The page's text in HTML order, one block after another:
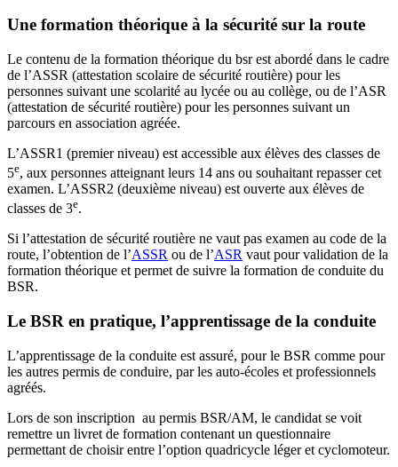
Une formation théorique à la sécurité sur la route
Le contenu de la formation théorique du bsr est abordé dans le cadre
de l’ASSR (attestation scolaire de sécurité routière) pour les
personnes suivant une scolarité au lycée ou au collège, ou de l’ASR
(attestation de sécurité routière) pour les personnes suivant un
parcours en association agréée.
L’ASSR1 (premier niveau) est accessible aux élèves des classes de
5e, aux personnes atteignant leurs 14 ans ou souhaitant repasser cet
examen. L’ASSR2 (deuxième niveau) est ouverte aux élèves de
classes de 3e.
Si l’attestation de sécurité routière ne vaut pas examen au code de la
route, l’obtention de l’ASSR ou de l’ASR vaut pour validation de la
formation théorique et permet de suivre la formation de conduite du
BSR.
Le BSR en pratique, l’apprentissage de la conduite
L’apprentissage de la conduite est assuré, pour le BSR comme pour
les autres permis de conduire, par les auto-écoles et professionnels
agréés.
Lors de son inscription au permis BSR/AM, le candidat se voit
remettre un livret de formation contenant un questionnaire
permettant de choisir entre l’option quadricycle léger et cyclomoteur.